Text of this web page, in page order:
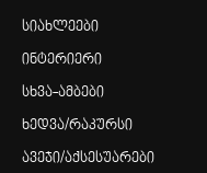
სიახლეები
ინტერიერი
სხვა-ამბები
ხედვა/რაკურსი
ავეჯი/აქსესუარები